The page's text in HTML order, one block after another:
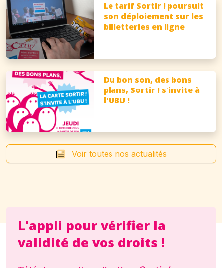
Voir toutes nos actualités
Le tarif Sortir ! poursuit
son déploiement sur les
billetteries en ligne
Du bon son, des bons
plans, Sortir ! s'invite à
l'UBU !
L'appli pour vérifier la
validité de vos droits !